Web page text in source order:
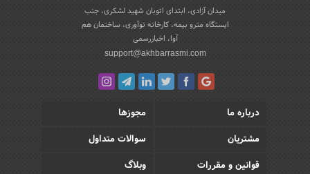
میدان آزادی، ابتدای اتوبان شهید لشکری، جنب
ایستگاه مترو بیمه، کارخانه نوآوری، ساختمان هم
آوا، اخباررسمی
support@akhbarrasmi.com
درباره ما
مجوزها
مشتریان
سوالات متداول
قوانین و مقررات
وبلاگ